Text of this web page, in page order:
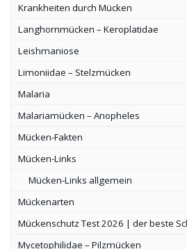
Krankheiten durch Mücken
Langhornmücken – Keroplatidae
Leishmaniose
Limoniidae – Stelzmücken
Malaria
Malariamücken – Anopheles
Mücken-Fakten
Mücken-Links
Mücken-Links allgemein
Mückenarten
Mückenschutz Test 2026 | der beste
Mycetophilidae – Pilzmücken